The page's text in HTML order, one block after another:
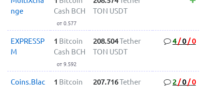
nge
Cash BCH
от 0.577
TON USDT
EXPRESSP
M
1 Bitcoin
Cash BCH
от 9.592
208.504Tether
TON USDT
4/0/0
Coins.Blac
1 Bitcoin
207.716Tether
2/0/0